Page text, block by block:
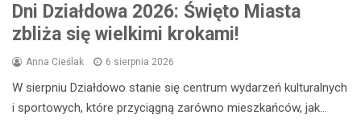
Dni Działdowa 2026: Święto Miasta
zbliża się wielkimi krokami!
Anna Cieślak 6 sierpnia 2026
W sierpniu Działdowo stanie się centrum wydarzeń kulturalnych
i sportowych, które przyciągną zarówno mieszkańców, jak…